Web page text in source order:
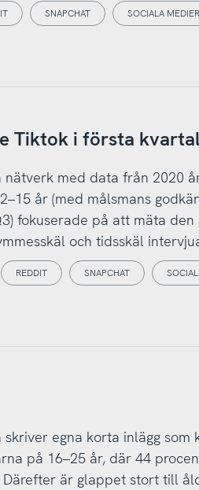
SNAPCHAT SOCIALA MEDIER
Tiktok i första
med data från 2020
år (med målsmans
fokuserade på att mäta den
och tidsskäl
REDDIT SNAPCHAT
egna korta inlägg som
på 16–25 år, där 44
är glappet stort till